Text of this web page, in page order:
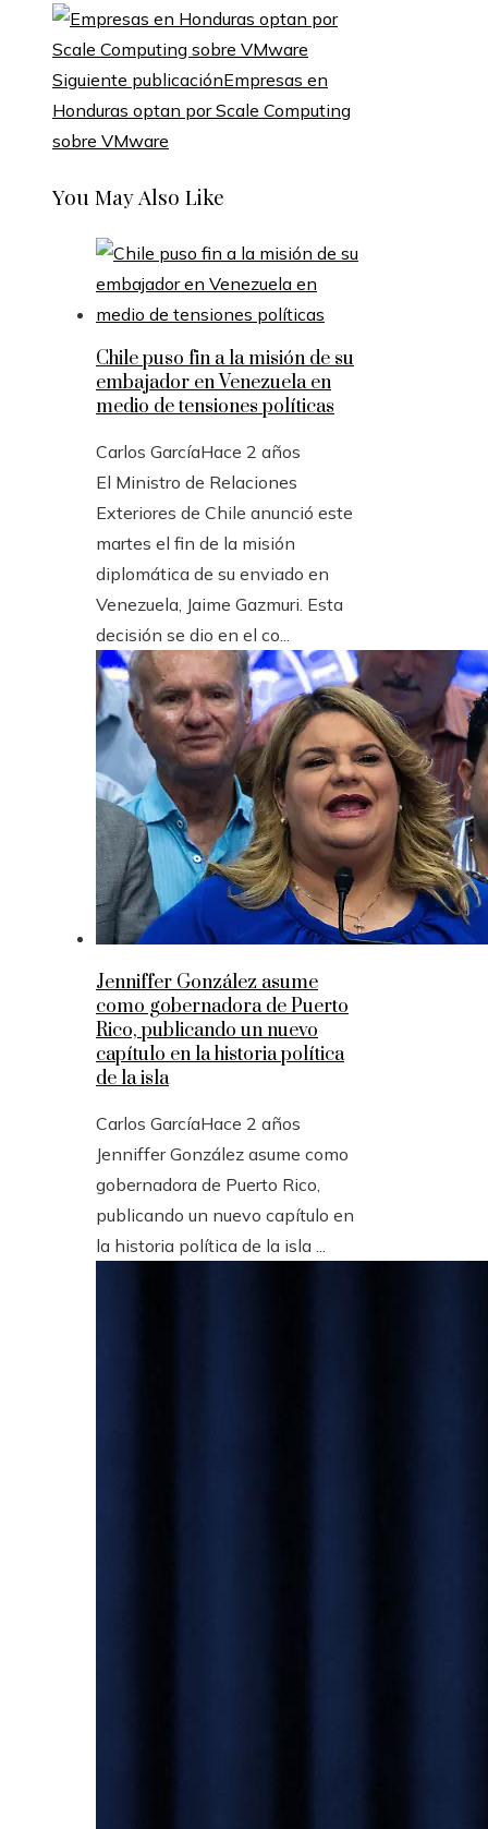
Siguiente publicaciónEmpresas en
Honduras optan por Scale Computing
sobre VMware
You May Also Like
Chile puso fin a la misión de su
embajador en Venezuela en
medio de tensiones políticas
Carlos GarcíaHace 2 años
El Ministro de Relaciones
Exteriores de Chile anunció este
martes el fin de la misión
diplomática de su enviado en
Venezuela, Jaime Gazmuri. Esta
decisión se dio en el co...
Jenniffer González asume
como gobernadora de Puerto
Rico, publicando un nuevo
capítulo en la historia política
de la isla
Carlos GarcíaHace 2 años
Jenniffer González asume como
gobernadora de Puerto Rico,
publicando un nuevo capítulo en
la historia política de la isla ...